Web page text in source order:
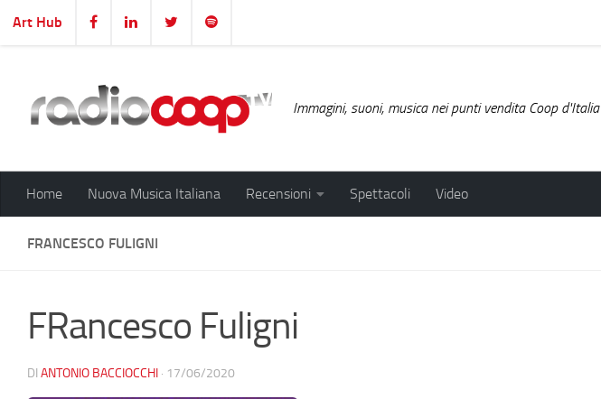
Salta al contenuto
Art Hub
Immagini, suoni, musica nei punti vendita Coop d'Italia
Home Nuova Musica Italiana Recensioni Spettacoli Video
FRANCESCO FULIGNI
FRancesco Fuligni
DI ANTONIO BACCIOCCHI · 17/06/2020